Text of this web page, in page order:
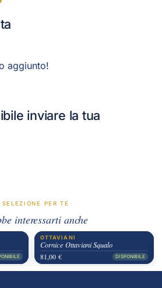
aggiunto!
inviare la tua
PER TE
interessarti anche
OTTAVIANI
Cornice Ottaviani Squalo
81,00 €
DISPONIBILE